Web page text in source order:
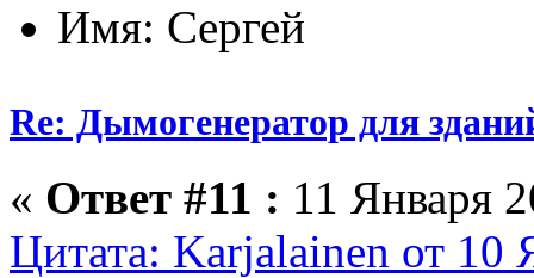
Имя: Сергей
Re: Дымогенератор для
« Ответ #11 : 11 Января
Цитата: Karjalainen от 10